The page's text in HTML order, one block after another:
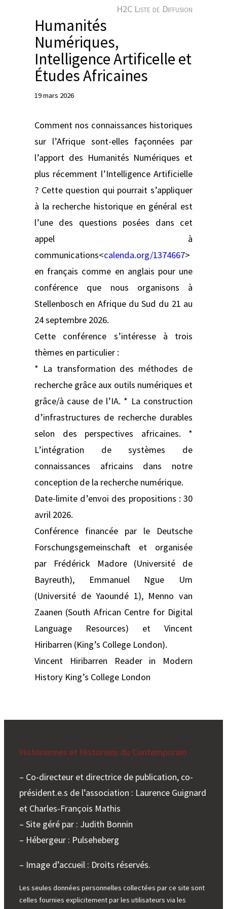
H2C Liste de Diffusion
Humanités
Numériques,
Intelligence Artificelle et
Études Africaines
19 mars 2026
Comment nos connaissances historiques
sur l’Afrique sont-elles façonnées par
l’apport des Humanités Numériques et
plus récemment l’Intelligence Artificielle
? Cette question qui pourrait s’appliquer
à la recherche historique en général est
l’une des questions posées dans cet
appel à
communications<calenda.org/1374667>
en français comme en anglais pour une
conférence que nous organisons à
Stellenbosch en Afrique du Sud du 21 au
24 septembre 2026.
Cette conférence s’intéresse à trois
thèmes en particulier :
* La transformation des méthodes de
recherche grâce aux outils numériques et
grâce/à cause de l’IA. * La construction
d’infrastructures de recherche durables
selon des perspectives africaines. *
L’intégration de systèmes de
connaissances africains dans notre
conception de la recherche numérique.
Date-limite d’envoi des propositions : 30
avril 2026.
Conférence financée par le Deutsche
Forschungsgemeinschaft et organisée
par Frédérick Madore (Université de
Bayreuth), Emmanuel Ngue Um
(Université de Yaoundé 1), Menno van
Zaanen (South African Centre for Digital
Language Resources) et Vincent
Hiribarren (King’s College London).
Vincent Hiribarren Reader in Modern
History King’s College London
Historiennes et Historiens du Contemporain
– Co-directeur et directrice de publication, co-
président.e.s de l’association : Laurence Guignard
et Charles-François Mathis
– Site géré par : Judith Bonnin
– Hébergeur : Pulseheberg
– Image d’accueil : Droits réservés.
Les seules données personnelles collectées par ce site sont
celles fournies explicitement par les utilisateurs via les